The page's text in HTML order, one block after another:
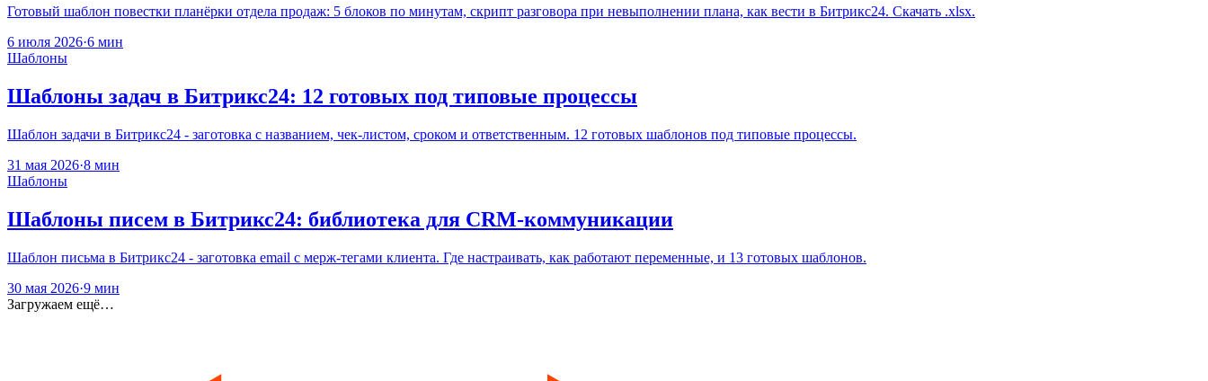
Готовый шаблон повестки планёрки отдела продаж: 5 блоков по минутам, скрипт разговора при невыполнении плана, как вести в Битрикс24. Скачать .xlsx.
6 июля 2026·6 мин
Шаблоны
Шаблоны задач в Битрикс24: 12 готовых под типовые процессы
Шаблон задачи в Битрикс24 - заготовка с названием, чек-листом, сроком и ответственным. 12 готовых шаблонов под типовые процессы.
31 мая 2026·8 мин
Шаблоны
Шаблоны писем в Битрикс24: библиотека для CRM-коммуникации
Шаблон письма в Битрикс24 - заготовка email с мерж-тегами клиента. Где настраивать, как работают переменные, и 13 готовых шаблонов.
30 мая 2026·9 мин
Загружаем ещё…